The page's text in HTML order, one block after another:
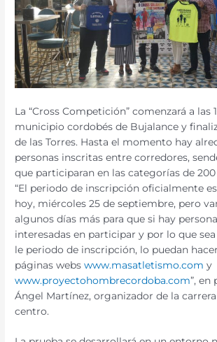
La “Cross Competición” comenzará a las
municipio cordobés de Bujalance y
de las Torres. Hasta el momento hay
personas inscritas entre corredores,
que participaran en las categorías de
“El periodo de inscripción oficialmente
hoy, miércoles 25 de septiembre, pero
algunos días más para que si hay
interesadas en participar y por lo que sea
le periodo de inscripción, lo puedan
páginas webswww.masatletismo.com y
www.proyectohombrecordoba.com”, en
Ángel Martínez, organizador de la
centro.